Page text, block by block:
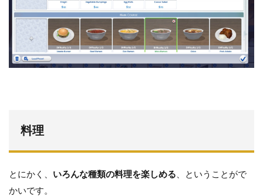
料理
とにかく、 いろんな種類の料理を楽しめる 、ということがで
かいです。